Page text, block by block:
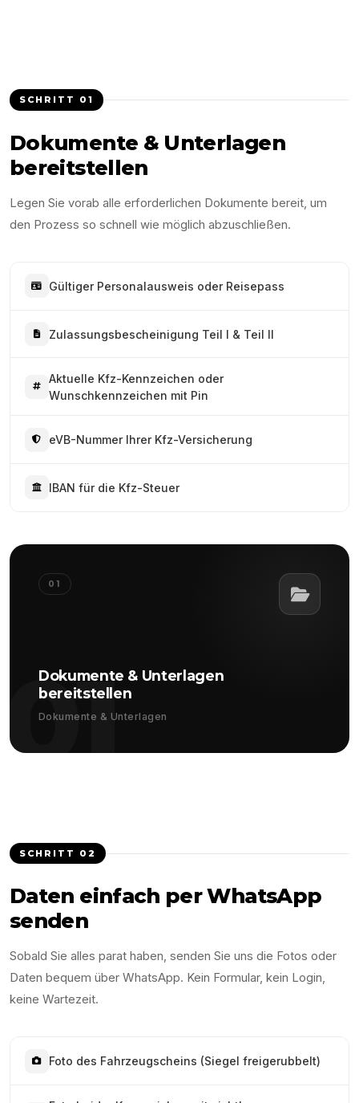
SCHRITT 01
Dokumente & Unterlagen
bereitstellen
Legen Sie vorab alle erforderlichen Dokumente bereit, um
den Prozess so schnell wie möglich abzuschließen.
Gültiger Personalausweis oder Reisepass
Zulassungsbescheinigung Teil I & Teil II
Aktuelle Kfz-Kennzeichen oder
Wunschkennzeichen mit Pin
eVB-Nummer Ihrer Kfz-Versicherung
IBAN für die Kfz-Steuer
01
01
Dokumente & Unterlagen
bereitstellen
Dokumente & Unterlagen
SCHRITT 02
Daten einfach per WhatsApp
senden
Sobald Sie alles parat haben, senden Sie uns die Fotos oder
Daten bequem über WhatsApp. Kein Formular, kein Login,
keine Wartezeit.
Foto des Fahrzeugscheins (Siegel freigerubbelt)